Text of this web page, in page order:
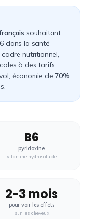
français souhaitant
dans la santé
nutritionnel,
à des tarifs
économie de 70%
.
B6
pyridoxine
vitamine hydrosoluble
2-3 mois
pour voir les effets
sur les cheveux